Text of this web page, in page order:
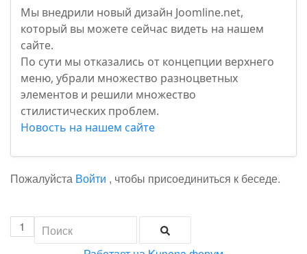
Мы внедрили новый дизайн Joomline.net,
который вы можете сейчас видеть на нашем
сайте.
По сути мы отказались от концепции верхнего
меню, убрали множество разноцветных
элементов и решили множество
стилистических проблем.
Новость на нашем сайте
Пожалуйста Войти , чтобы присоединиться к беседе.
1